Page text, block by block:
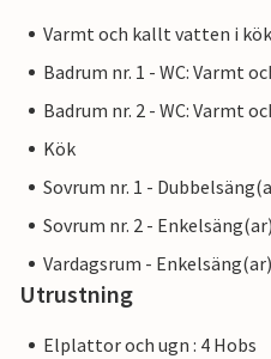
Varmt och kallt vatten i
Badrum nr. 1 - WC: Varmt
Badrum nr. 2 - WC: Varmt
Kök
Sovrum nr. 1 -
Sovrum nr. 2 -
Vardagsrum -
Utrustning
Elplattor och ugn : 4 Hobs